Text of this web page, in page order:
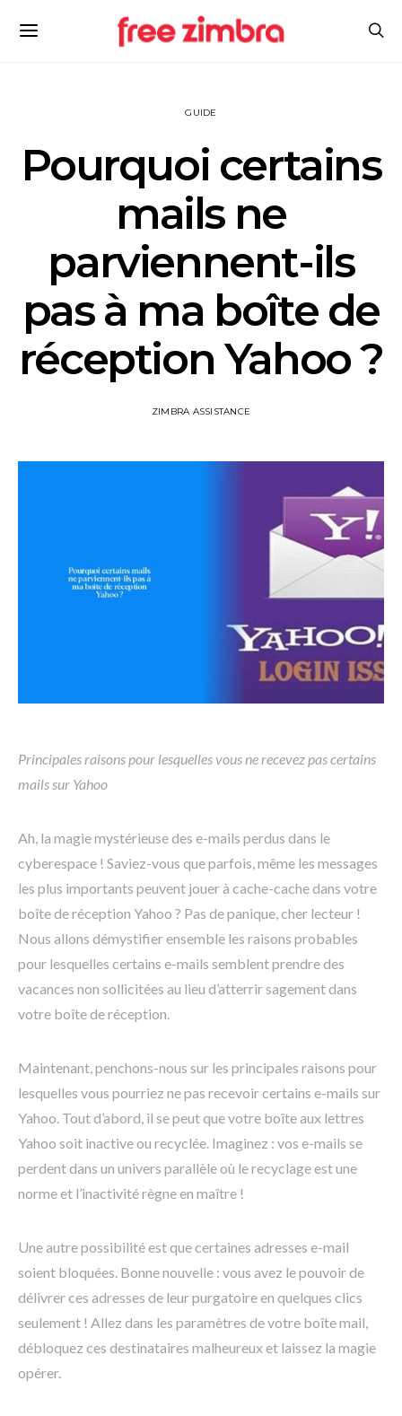
GUIDE
Pourquoi certains
mails ne
parviennent-ils
pas à ma boîte de
réception Yahoo ?
ZIMBRA ASSISTANCE
Principales raisons pour lesquelles vous ne recevez pas certains
mails sur Yahoo
Ah, la magie mystérieuse des e-mails perdus dans le
cyberespace ! Saviez-vous que parfois, même les messages
les plus importants peuvent jouer à cache-cache dans votre
boîte de réception Yahoo ? Pas de panique, cher lecteur !
Nous allons démystifier ensemble les raisons probables
pour lesquelles certains e-mails semblent prendre des
vacances non sollicitées au lieu d’atterrir sagement dans
votre boîte de réception.
Maintenant, penchons-nous sur les principales raisons pour
lesquelles vous pourriez ne pas recevoir certains e-mails sur
Yahoo. Tout d’abord, il se peut que votre boîte aux lettres
Yahoo soit inactive ou recyclée. Imaginez : vos e-mails se
perdent dans un univers parallèle où le recyclage est une
norme et l’inactivité règne en maître !
Une autre possibilité est que certaines adresses e-mail
soient bloquées. Bonne nouvelle : vous avez le pouvoir de
délivrer ces adresses de leur purgatoire en quelques clics
seulement ! Allez dans les paramètres de votre boîte mail,
débloquez ces destinataires malheureux et laissez la magie
opérer.